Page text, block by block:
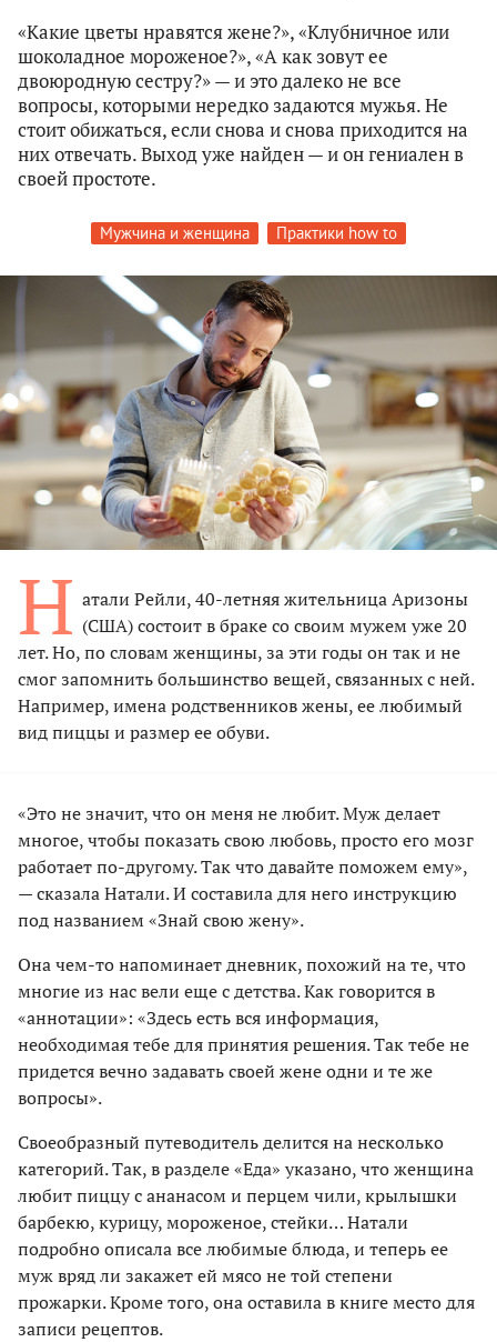
«Какие цветы нравятся жене?», «Клубничное или
шоколадное мороженое?», «А как зовут ее
двоюродную сестру?» — и это далеко не все
вопросы, которыми нередко задаются мужья. Не
стоит обижаться, если снова и снова приходится на
них отвечать. Выход уже найден — и он гениален в
своей простоте.
Мужчина и женщина Практики how to
Н атали Рейли, 40-летняя жительница Аризоны
(США) состоит в браке со своим мужем уже 20
лет. Но, по словам женщины, за эти годы он так и не
смог запомнить большинство вещей, связанных с ней.
Например, имена родственников жены, ее любимый
вид пиццы и размер ее обуви.
«Это не значит, что он меня не любит. Муж делает
многое, чтобы показать свою любовь, просто его мозг
работает по-другому. Так что давайте поможем ему»,
— сказала Натали. И составила для него инструкцию
под названием «Знай свою жену».
Она чем-то напоминает дневник, похожий на те, что
многие из нас вели еще с детства. Как говорится в
«аннотации»: «Здесь есть вся информация,
необходимая тебе для принятия решения. Так тебе не
придется вечно задавать своей жене одни и те же
вопросы».
Своеобразный путеводитель делится на несколько
категорий. Так, в разделе «Еда» указано, что женщина
любит пиццу с ананасом и перцем чили, крылышки
барбекю, курицу, мороженое, стейки… Натали
подробно описала все любимые блюда, и теперь ее
муж вряд ли закажет ей мясо не той степени
прожарки. Кроме того, она оставила в книге место для
записи рецептов.